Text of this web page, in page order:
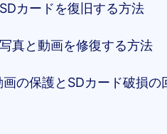
カードを復旧する方法
真と動画を修復する方法
の保護とSDカード破損の